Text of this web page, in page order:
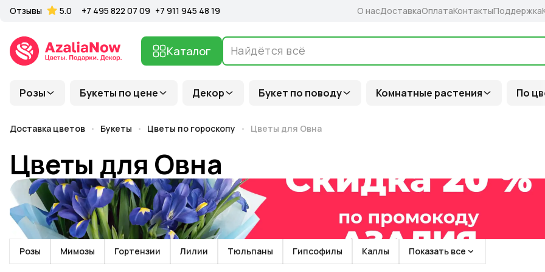
Розы Букеты по цене Декор Букет по поводу Комнатные растения По
Каталог
Отзывы 5.0 +7 495 822 07 09 +7 911 945 48 19 О насДоставкаОплатаКонтактыПоддержка
Доставка цветов Букеты Цветы по гороскопу Цветы для Овна
Цветы для Овна
Розы Мимозы Гортензии Лилии Тюльпаны Гипсофилы Каллы Показать все